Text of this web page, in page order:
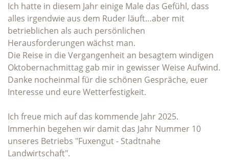
Ich hatte in diesem Jahr einige Male das Gefühl, dass
alles irgendwie aus dem Ruder läuft…aber mit
betrieblichen als auch persönlichen
Herausforderungen wächst man.
Die Reise in die Vergangenheit an besagtem windigen
Oktobernachmittag gab mir in gewisser Weise Aufwind.
Danke nocheinmal für die schönen Gespräche, euer
Interesse und eure Wetterfestigkeit.
Ich freue mich auf das kommende Jahr 2025.
Immerhin begehen wir damit das Jahr Nummer 10
unseres Betriebs "Fuxengut - Stadtnahe
Landwirtschaft".